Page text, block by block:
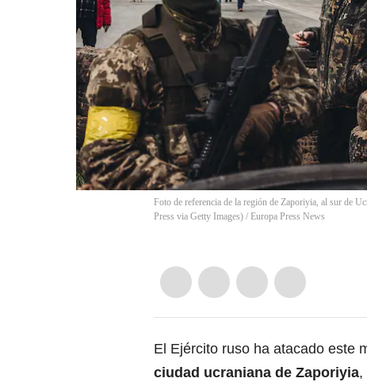
Foto de referencia de la región de Zaporiyia, al sur de
Press via Getty Images) / Europa Press News
El Ejército ruso ha atacado este
ciudad ucraniana de Zaporiyia,